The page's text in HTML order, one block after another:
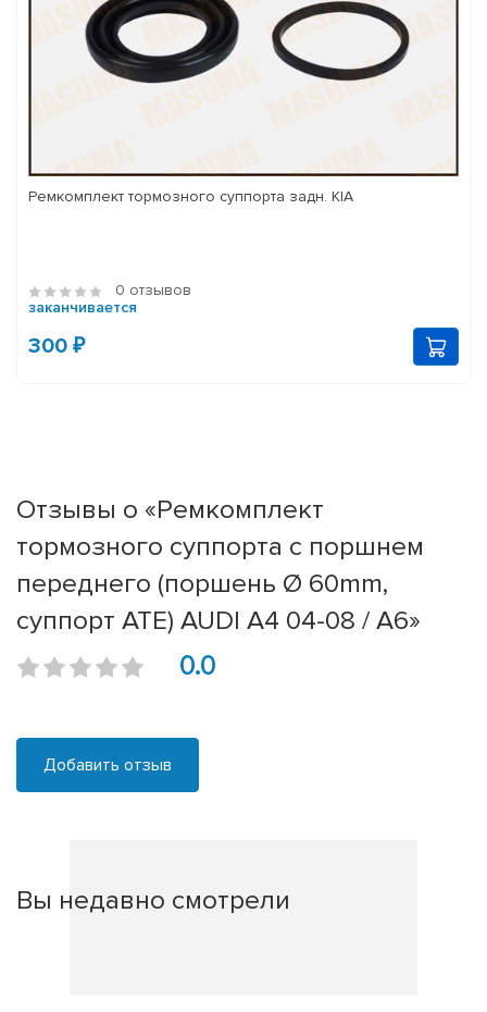
Ремкомплект тормозного суппорта задн. KIA
0 отзывов
заканчивается
300 ₽
Отзывы о «Ремкомплект
тормозного суппорта с поршнем
переднего (поршень Ø 60mm,
суппорт ATE) AUDI A4 04-08 / A6»
0.0
Добавить отзыв
Вы недавно смотрели